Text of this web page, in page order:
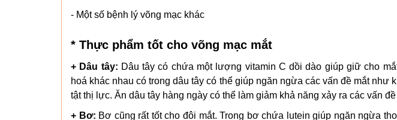
- Một số bệnh lý võng mạc khác
* Thực phẩm tốt cho võng mạc mắt
+ Dâu tây: Dâu tây có chứa một lượng vitamin C dồi dào giúp giữ cho
hoá khác nhau có trong dâu tây có thể giúp ngăn ngừa các vấn đề mắt như
tật thị lực. Ăn dâu tây hàng ngày có thể làm giảm khả năng xảy ra các vấn
+ Bơ: Bơ cũng rất tốt cho đôi mắt. Trong bơ chứa lutein giúp ngăn ngừa